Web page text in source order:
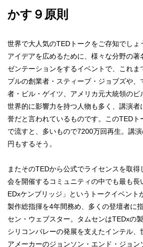
かす９原則
世界で大人気のTEDトークをご存知でしょ
アイデアを広めるために、様々な分野の
ゼンテーションをするイベントで、これま
プルの創業者・スティーブ・ジョブズや、
者・ビル・ゲイツ、アメリカ元大統領のビ
世界的に影響力を持つ人物も多く、講演者
誉だと言われているものです。このTEDト
で流すと、多いもので7200万回再生。講
円もするそう。
またそのTEDから公式でライセンスを取
会を開催するコミュニティの中でも最も
EDxケンブリッジ」というトークイベント
製作総指揮を4年間務め、多くの登壇者に
セン・ウェブスター。タムセンはTEDxの
シリコンバレーの発展を支えたインテル、
アメーカーのジョンソン・エンド・ジョン